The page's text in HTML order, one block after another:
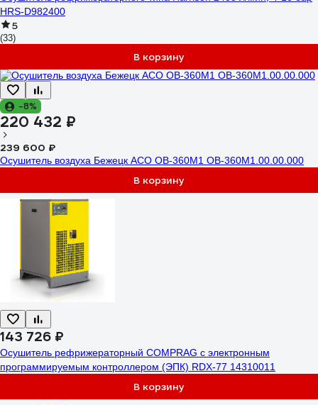
HRS-D982400
5
(33)
В корзину
-8%
220 432 ₽
239 600 ₽
Осушитель воздуха Бежецк АСО ОВ-360М1 ОВ-360М1.00.00.000
В корзину
143 726 ₽
Осушитель рефрижераторный COMPRAG с электронным
программируемым контроллером (ЭПК) RDX-77 14310011
В корзину